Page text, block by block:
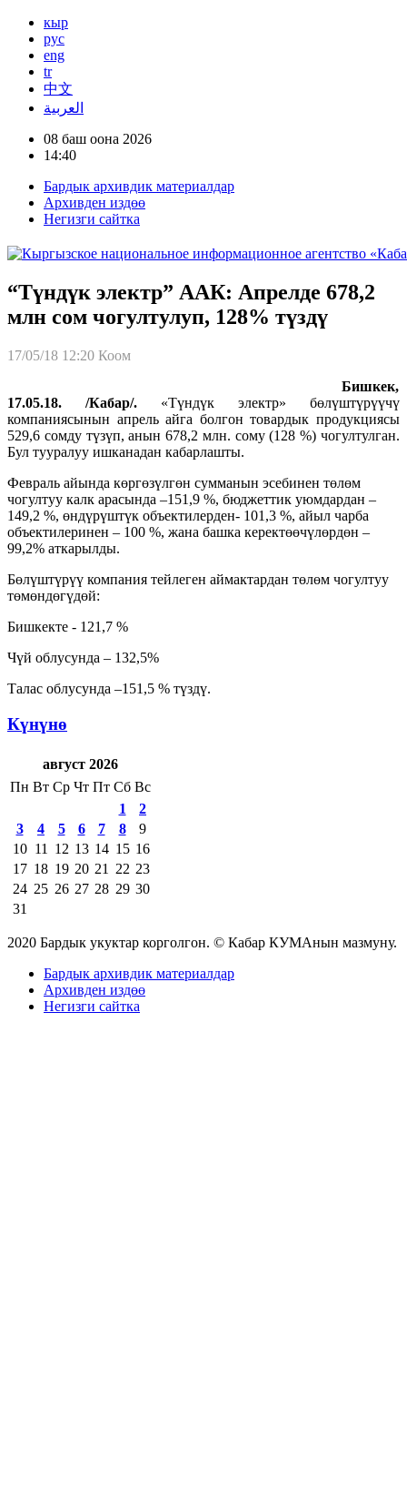
кыр
рус
eng
tr
中文
العربية
08 баш оона 2026
14:40
Бардык архивдик материалдар
Архивден издөө
Негизги сайтка
“Түндүк электр” ААК: Апрелде 678,2
млн сом чогултулуп, 128% түздү
17/05/18 12:20 Коом
Бишкек,
17.05.18. /Кабар/. «Түндүк электр» бөлүштүрүүчү
компаниясынын апрель айга болгон товардык продукциясы
529,6 сомду түзүп, анын 678,2 млн. сому (128 %) чогултулган.
Бул тууралуу ишканадан кабарлашты.
Февраль айында көргөзүлгөн сумманын эсебинен төлөм
чогултуу калк арасында –151,9 %, бюджеттик уюмдардан –
149,2 %, өндүрүштүк объектилерден- 101,3 %, айыл чарба
объектилеринен – 100 %, жана башка керектөөчүлөрдөн –
99,2% аткарылды.
Бөлүштүрүү компания тейлеген аймактардан төлөм чогултуу
төмөндөгүдөй:
Бишкекте - 121,7 %
Чүй облусунда – 132,5%
Талас облусунда –151,5 % түздү.
Күнүнө
август 2026
Пн Вт Ср Чт Пт Сб Вс
1
2
3
4 5 6 7 8
9
10 11 12 13 14 15 16
17 18 19 20 21 22 23
24 25 26 27 28 29 30
31
2020 Бардык укуктар корголгон. © Кабар КУМАнын мазмуну.
Бардык архивдик материалдар
Архивден издөө
Негизги сайтка